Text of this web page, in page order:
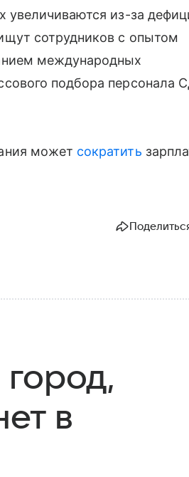
увеличиваются из-за
сотрудников с опытом
международных
подбора персонала
может сократить
город,
в